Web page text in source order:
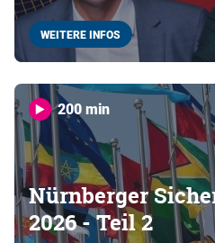
WEITERE INFOS
200 min
Nürnberger
2026 - Teil 2